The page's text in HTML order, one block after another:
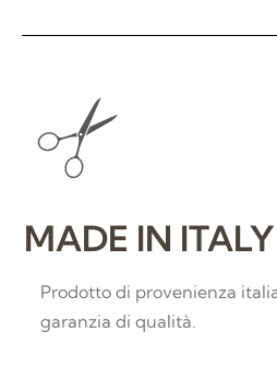
MADE IN ITALY
Prodotto di provenienza
garanzia di qualità.